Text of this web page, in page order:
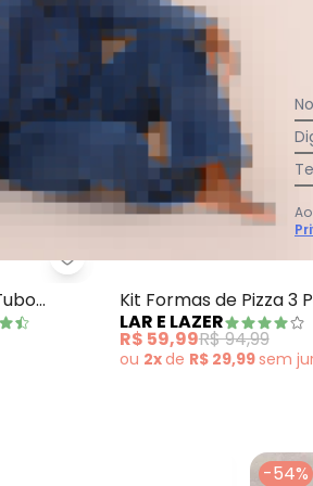
Leve Grande 37 cm
Lar e Lazer - Forma para
Kit Formas de Pizza 3
LAR E LAZER
R$ 59,99R$ 94,99
ou 2xde R$ 29,99sem
-54%